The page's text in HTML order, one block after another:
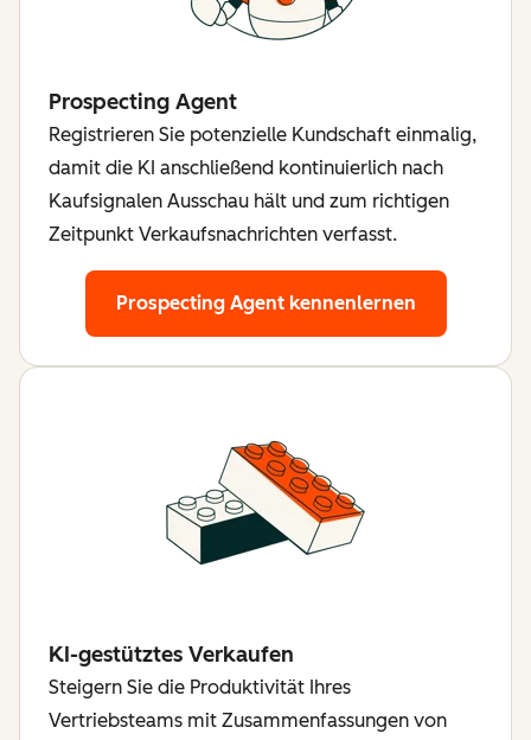
Prospecting Agent
Registrieren Sie potenzielle Kundschaft einmalig,
damit die KI anschließend kontinuierlich nach
Kaufsignalen Ausschau hält und zum richtigen
Zeitpunkt Verkaufsnachrichten verfasst.
Prospecting Agent kennenlernen
KI-gestütztes Verkaufen
Steigern Sie die Produktivität Ihres
Vertriebsteams mit Zusammenfassungen von